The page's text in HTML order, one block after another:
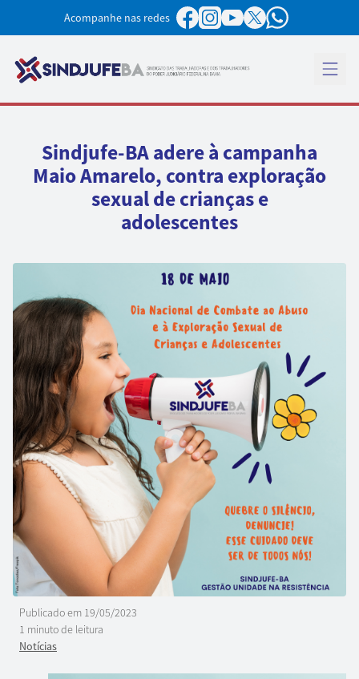
Acompanhe nas redes
Abrir
Sindjufe-BA adere à campanha
Maio Amarelo, contra exploração
sexual de crianças e
adolescentes
Publicado em 19/05/2023
1 minuto de leitura
Notícias